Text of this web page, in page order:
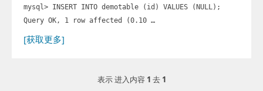
mysql> INSERT INTO demotable (id) VALUES (NULL);
Query OK, 1 row affected (0.10 …
[获取更多]
表示 进入内容 1 去 1